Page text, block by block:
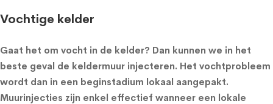
Vochtige kelder
Gaat het om vocht in de kelder? Dan kunnen we in het
beste geval de keldermuur injecteren. Het vochtprobleem
wordt dan in een beginstadium lokaal aangepakt.
Muurinjecties zijn enkel effectief wanneer een lokale